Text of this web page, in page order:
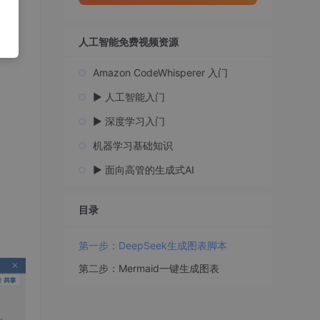
人工智能免费视频资源
Amazon CodeWhisperer 入门
▶️ 人工智能入门
▶️ 深度学习入门
机器学习基础知识
▶️ 面向高管的生成式AI
目录
第一步：DeepSeek生成图表脚本
第二步：Mermaid一键生成图表